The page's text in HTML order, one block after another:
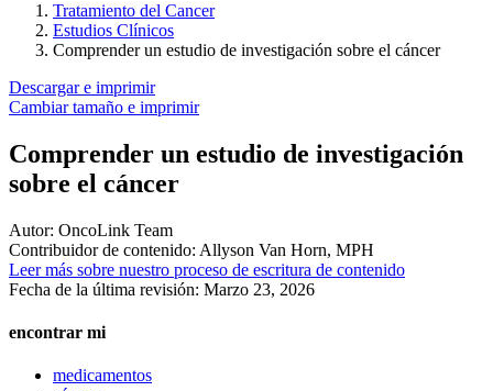
Tratamiento del Cancer
Estudios Clínicos
Comprender un estudio de investigación sobre el cáncer
Descargar e imprimir
Cambiar tamaño e imprimir
Comprender un estudio de investigación
sobre el cáncer
Autor: OncoLink Team
Contribuidor de contenido: Allyson Van Horn, MPH
Leer más sobre nuestro proceso de escritura de contenido
Fecha de la última revisión: Marzo 23, 2026
encontrar mi
medicamentos